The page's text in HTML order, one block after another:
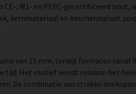
, M1- en PEFC-gecertificeerd hout,
kernmateriaal en beschermplaat
van 15 mm, terwijl formaten vanaf
tijd. Het motief wordt rondom het
De combinatie van strakke